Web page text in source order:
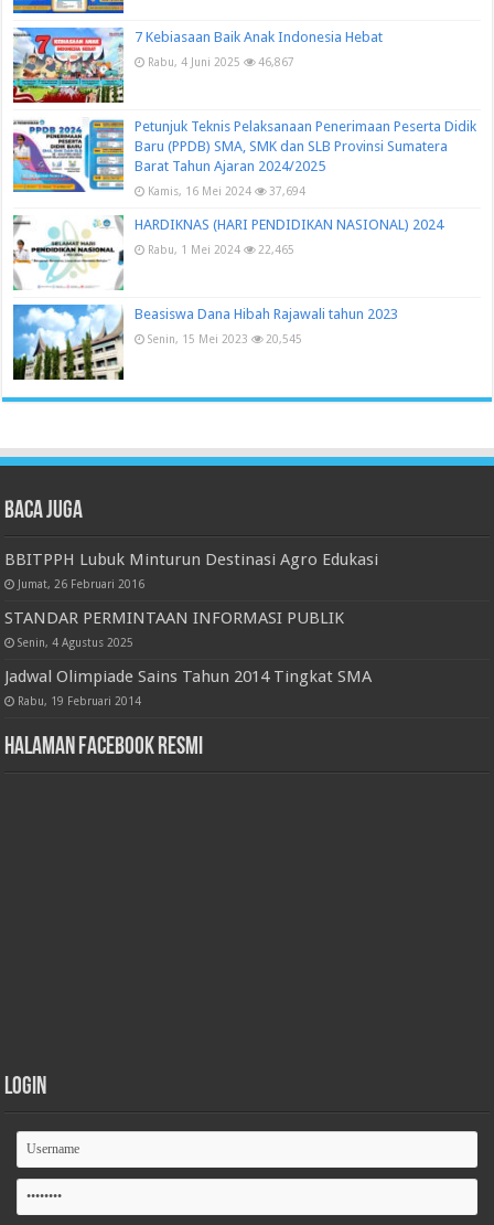
7 Kebiasaan Baik Anak Indonesia Hebat
Rabu, 4 Juni 2025 46,867
Petunjuk Teknis Pelaksanaan Penerimaan Peserta Didik
Baru (PPDB) SMA, SMK dan SLB Provinsi Sumatera
Barat Tahun Ajaran 2024/2025
Kamis, 16 Mei 2024 37,694
HARDIKNAS (HARI PENDIDIKAN NASIONAL) 2024
Rabu, 1 Mei 2024 22,465
Beasiswa Dana Hibah Rajawali tahun 2023
Senin, 15 Mei 2023 20,545
Baca juga
BBITPPH Lubuk Minturun Destinasi Agro Edukasi
Jumat, 26 Februari 2016
STANDAR PERMINTAAN INFORMASI PUBLIK
Senin, 4 Agustus 2025
Jadwal Olimpiade Sains Tahun 2014 Tingkat SMA
Rabu, 19 Februari 2014
Halaman Facebook Resmi
Login